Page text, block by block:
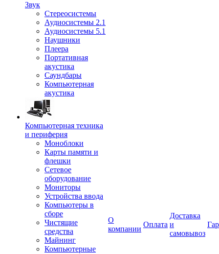
Звук
Стереосистемы
Аудиосистемы 2.1
Аудиосистемы 5.1
Наушники
Плеера
Портативная
акустика
Саундбары
Компьютерная
акустика
Компьютерная техника
и периферия
Моноблоки
Карты памяти и
флешки
Сетевое
оборудование
Мониторы
Устройства ввода
Компьютеры в
сборе
Чистящие
средства
Майнинг
Компьютерные
О
компании
Оплата
Доставка
и
самовывоз